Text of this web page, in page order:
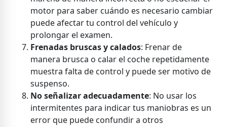
motor para saber cuándo es necesario cambiar
puede afectar tu control del vehículo y
prolongar el examen.
Frenadas bruscas y calados: Frenar de
manera brusca o calar el coche repetidamente
muestra falta de control y puede ser motivo de
suspenso.
No señalizar adecuadamente: No usar los
intermitentes para indicar tus maniobras es un
error que puede confundir a otros